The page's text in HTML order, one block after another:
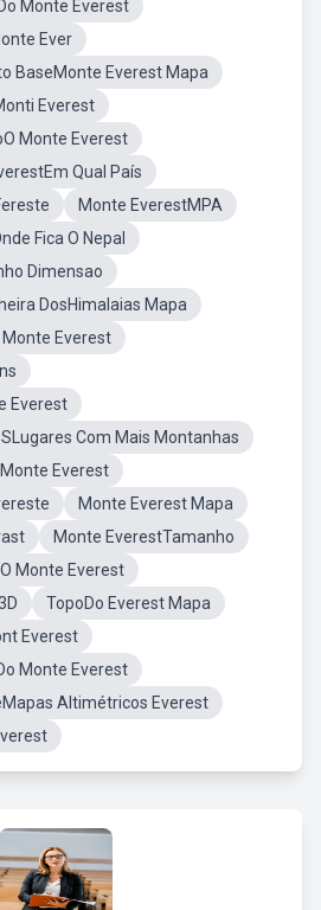
Monte Everest
Ever
BaseMonte Everest Mapa
Everest
Monte Everest
Qual País
Monte EverestMPA
Fica O Nepal
Dimensao
DosHimalaias Mapa
Everest
Everest
Com Mais Montanhas
Everest
Monte Everest Mapa
Monte EverestTamanho
Monte Everest
TopoDo Everest Mapa
Everest
Monte Everest
Altimétricos Everest